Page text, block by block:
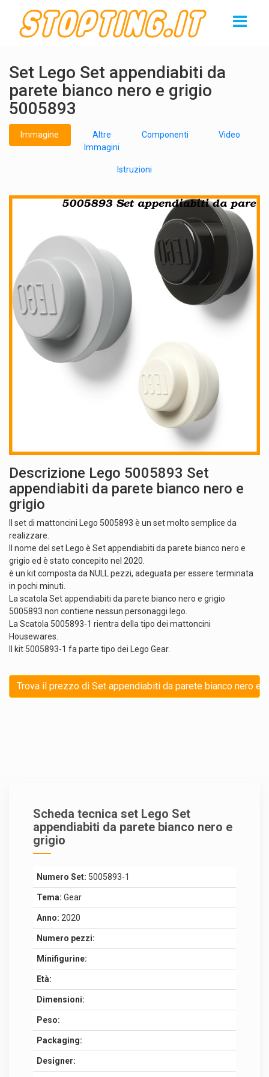
Set Lego Set appendiabiti da
parete bianco nero e grigio
5005893
Immagine
Altre
Immagini
Componenti Video
Istruzioni
Descrizione Lego 5005893 Set
appendiabiti da parete bianco nero e
grigio
Il set di mattoncini Lego 5005893 è un set molto semplice da
realizzare.
Il nome del set Lego è Set appendiabiti da parete bianco nero e
grigio ed è stato concepito nel 2020.
è un kit composta da NULL pezzi, adeguata per essere terminata
in pochi minuti.
La scatola Set appendiabiti da parete bianco nero e grigio
5005893 non contiene nessun personaggi lego.
La Scatola 5005893-1 rientra della tipo dei mattoncini
Housewares.
Il kit 5005893-1 fa parte tipo dei Lego Gear.
Trova il prezzo di Set appendiabiti da parete bianco nero e
Scheda tecnica set Lego Set
appendiabiti da parete bianco nero e
grigio
Numero Set: 5005893-1
Tema: Gear
Anno: 2020
Numero pezzi:
Minifigurine:
Età:
Dimensioni:
Peso:
Packaging:
Designer: